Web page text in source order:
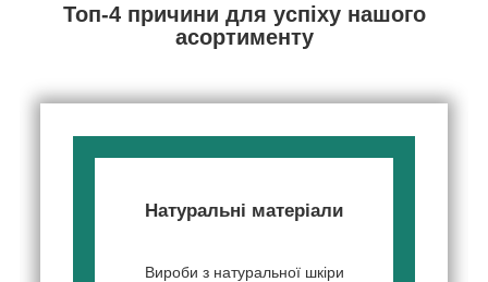
Топ-4 причини для успіху нашого
асортименту
Натуральні матеріали
Вироби з натуральної шкіри